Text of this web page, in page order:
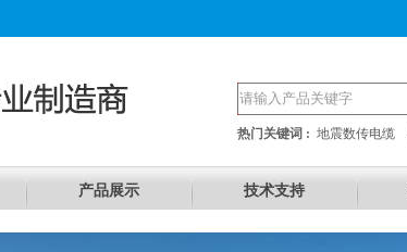
热门关键词 : 地震数传电缆
产品展示 技术支持